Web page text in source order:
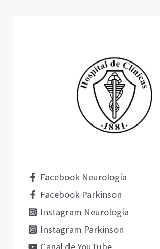
Facebook Neurología
Facebook Parkinson
Instagram Neurología
Instagram Parkinson